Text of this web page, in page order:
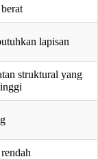
lapisan
struktural yang